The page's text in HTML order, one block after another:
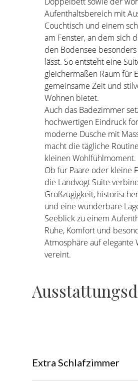
Aufenthaltsbereich mit
Couchtisch und einem
am Fenster, an dem sich
den Bodensee
lässt. So entsteht eine
gleichermaßen Raum für
gemeinsame Zeit und
Wohnen bietet.
Auch das Badezimmer
hochwertigen Eindruck
moderne Dusche mit
macht die tägliche
kleinen Wohlfühlmoment.
Ob für Paare oder kleine
die Landvogt Suite
Großzügigkeit,
und eine wunderbare
Seeblick zu einem
Ruhe, Komfort und
Atmosphäre auf elegante
vereint.
Extra Schlafzimmer